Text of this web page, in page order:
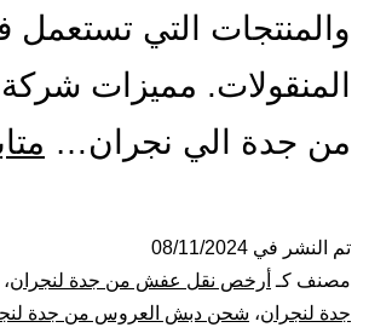
والمنتجات التي تستعمل
المنقولات. مميزات
من جدة الي نجران…
تم النشر في 08/11/2024
مصنف كـ أرخص نقل عفش من جدة لنجران،
جدة لنجران، شحن دبش العروس من جدة